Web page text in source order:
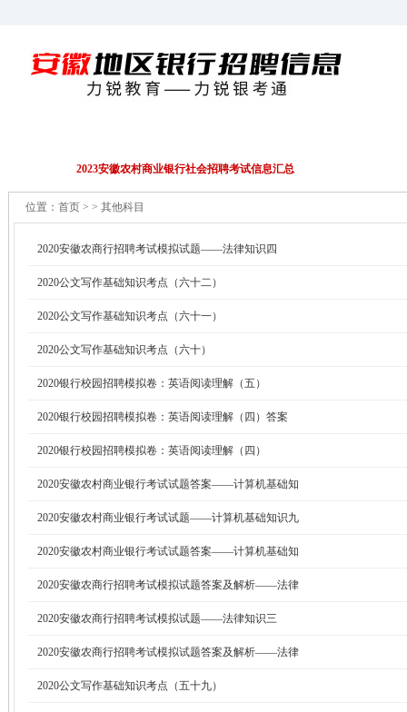
2023安徽农村商业银行社会招聘考试信息汇总
位置： 首页 > > 其他科目
2020安徽农商行招聘考试模拟试题——法律知识四
2020公文写作基础知识考点（六十二）
2020公文写作基础知识考点（六十一）
2020公文写作基础知识考点（六十）
2020银行校园招聘模拟卷：英语阅读理解（五）
2020银行校园招聘模拟卷：英语阅读理解（四）答案
2020银行校园招聘模拟卷：英语阅读理解（四）
2020安徽农村商业银行考试试题答案——计算机基础知
2020安徽农村商业银行考试试题——计算机基础知识九
2020安徽农村商业银行考试试题答案——计算机基础知
2020安徽农商行招聘考试模拟试题答案及解析——法律
2020安徽农商行招聘考试模拟试题——法律知识三
2020安徽农商行招聘考试模拟试题答案及解析——法律
2020公文写作基础知识考点（五十九）